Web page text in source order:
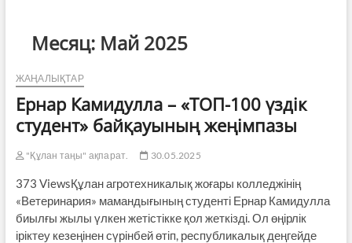
Месяц: Май 2025
ЖАҢАЛЫҚТАР
Ернар Камидулла – «ТОП-100 үздік
студент» байқауының жеңімпазы
"Құлан таңы" ақпарат. 30.05.2025
373 ViewsҚұлан агротехникалық жоғары колледжінің
«Ветеринария» мамандығының студенті Ернар Камидулла
биылғы жылы үлкен жетістікке қол жеткізді. Ол өңірлік
іріктеу кезеңінен сүрінбей өтіп, республикалық деңгейде